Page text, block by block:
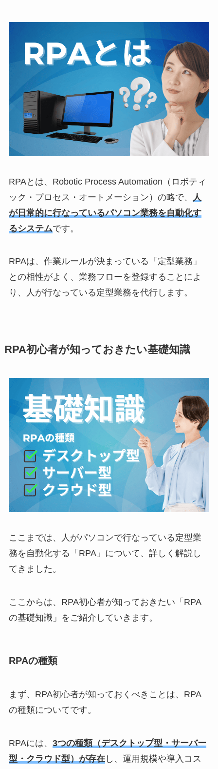
RPAとは、Robotic Process Automation（ロボティ
ック・プロセス・オートメーション）の略で、
人
が日常的に行なっているパソコン業務を自動化す
るシステムです。
RPAは、作業ルールが決まっている「定型業務」
との相性がよく、業務フローを登録することによ
り、人が行なっている定型業務を代行します。
RPA初心者が知っておきたい基礎知識
ここまでは、人がパソコンで行なっている定型業
務を自動化する「RPA」について、詳しく解説し
てきました。
ここからは、RPA初心者が知っておきたい「RPA
の基礎知識」をご紹介していきます。
RPAの種類
まず、RPA初心者が知っておくべきことは、RPA
の種類についてです。
RPAには、 3つの種類（デスクトップ型・サーバー
型・クラウド型）が存在し、運用規模や導入コス